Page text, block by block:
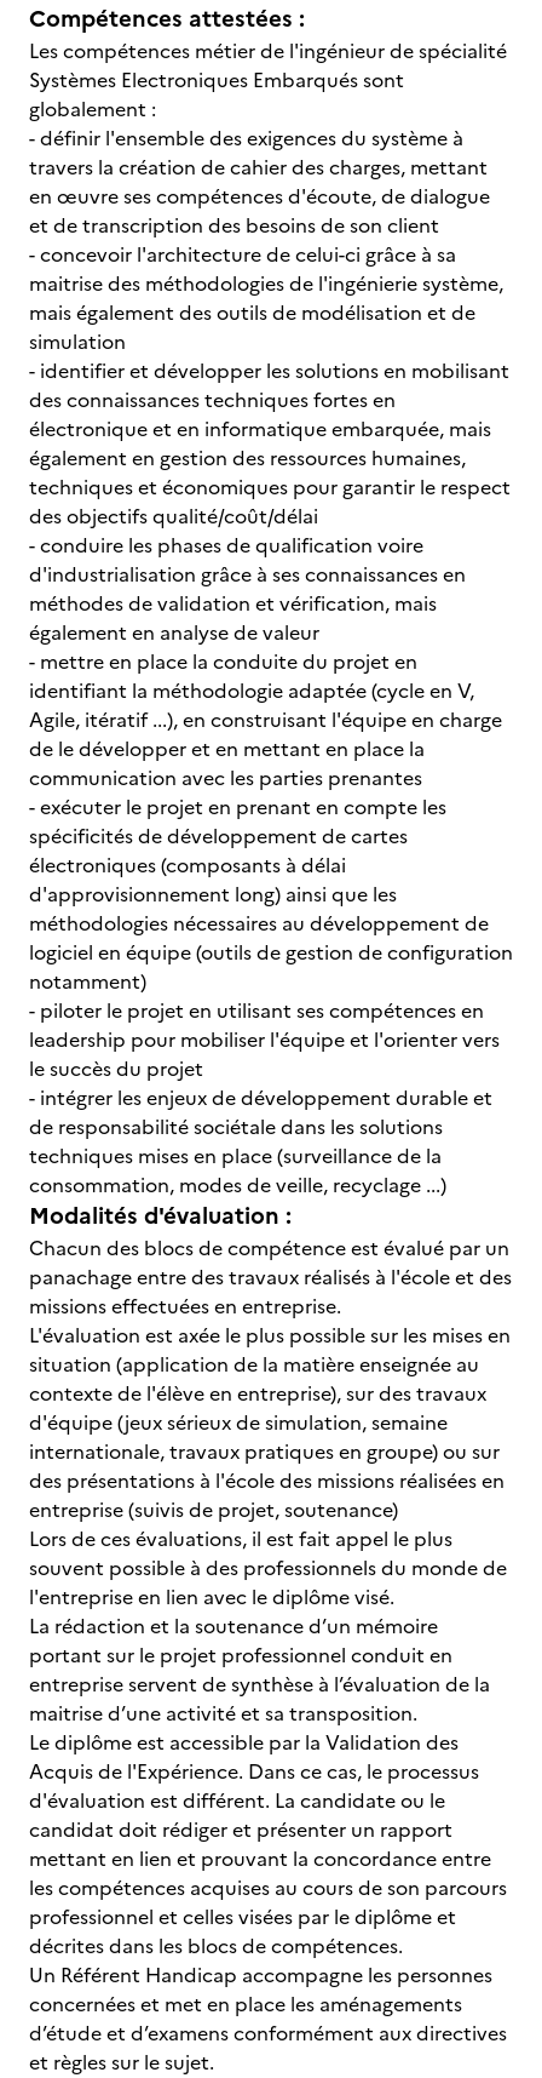
Compétences attestées :
Les compétences métier de l'ingénieur de spécialité
Systèmes Electroniques Embarqués sont
globalement :
- définir l'ensemble des exigences du système à
travers la création de cahier des charges, mettant
en œuvre ses compétences d'écoute, de dialogue
et de transcription des besoins de son client
- concevoir l'architecture de celui-ci grâce à sa
maitrise des méthodologies de l'ingénierie système,
mais également des outils de modélisation et de
simulation
- identifier et développer les solutions en mobilisant
des connaissances techniques fortes en
électronique et en informatique embarquée, mais
également en gestion des ressources humaines,
techniques et économiques pour garantir le respect
des objectifs qualité/coût/délai
- conduire les phases de qualification voire
d'industrialisation grâce à ses connaissances en
méthodes de validation et vérification, mais
également en analyse de valeur
- mettre en place la conduite du projet en
identifiant la méthodologie adaptée (cycle en V,
Agile, itératif ...), en construisant l'équipe en charge
de le développer et en mettant en place la
communication avec les parties prenantes
- exécuter le projet en prenant en compte les
spécificités de développement de cartes
électroniques (composants à délai
d'approvisionnement long) ainsi que les
méthodologies nécessaires au développement de
logiciel en équipe (outils de gestion de configuration
notamment)
- piloter le projet en utilisant ses compétences en
leadership pour mobiliser l'équipe et l'orienter vers
le succès du projet
- intégrer les enjeux de développement durable et
de responsabilité sociétale dans les solutions
techniques mises en place (surveillance de la
consommation, modes de veille, recyclage ...)
Modalités d'évaluation :
Chacun des blocs de compétence est évalué par un
panachage entre des travaux réalisés à l'école et des
missions effectuées en entreprise.
L'évaluation est axée le plus possible sur les mises en
situation (application de la matière enseignée au
contexte de l'élève en entreprise), sur des travaux
d'équipe (jeux sérieux de simulation, semaine
internationale, travaux pratiques en groupe) ou sur
des présentations à l'école des missions réalisées en
entreprise (suivis de projet, soutenance)
Lors de ces évaluations, il est fait appel le plus
souvent possible à des professionnels du monde de
l'entreprise en lien avec le diplôme visé.
La rédaction et la soutenance d’un mémoire
portant sur le projet professionnel conduit en
entreprise servent de synthèse à l’évaluation de la
maitrise d’une activité et sa transposition.
Le diplôme est accessible par la Validation des
Acquis de l'Expérience. Dans ce cas, le processus
d'évaluation est différent. La candidate ou le
candidat doit rédiger et présenter un rapport
mettant en lien et prouvant la concordance entre
les compétences acquises au cours de son parcours
professionnel et celles visées par le diplôme et
décrites dans les blocs de compétences.
Un Référent Handicap accompagne les personnes
concernées et met en place les aménagements
d’étude et d’examens conformément aux directives
et règles sur le sujet.